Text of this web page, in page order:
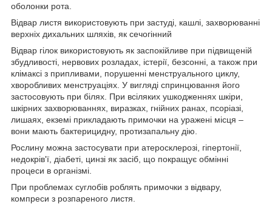
оболонки рота.
Відвар листя використовують при застуді, кашлі, захворюванні
верхніх дихальних шляхів, як сечогінний
Відвар гілок використовують як заспокійливе при підвищеній
збудливості, нервових розладах, істерії, безсонні, а також при
клімаксі з припливами, порушенні менструального циклу,
хворобливих менструаціях. У вигляді спринцювання його
застосовують при білях. При всіляких ушкодженнях шкіри,
шкірних захворюваннях, виразках, гнійних ранах, псоріазі,
лишаях, екземі прикладають примочки на уражені місця –
вони мають бактерицидну, протизапальну дію.
Рослину можна застосувати при атеросклерозі, гіпертонії,
недокрів'ї, діабеті, цинзі як засіб, що покращує обмінні
процеси в організмі.
При проблемах суглобів роблять примочки з відвару,
компреси з розпареного листя.